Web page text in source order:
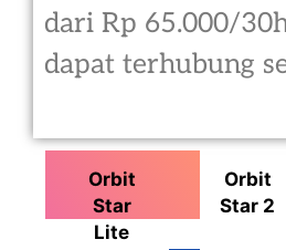
dari Rp 65.000/
dapat terhubung
Orbit
Star
Lite
Orbit
Star 2